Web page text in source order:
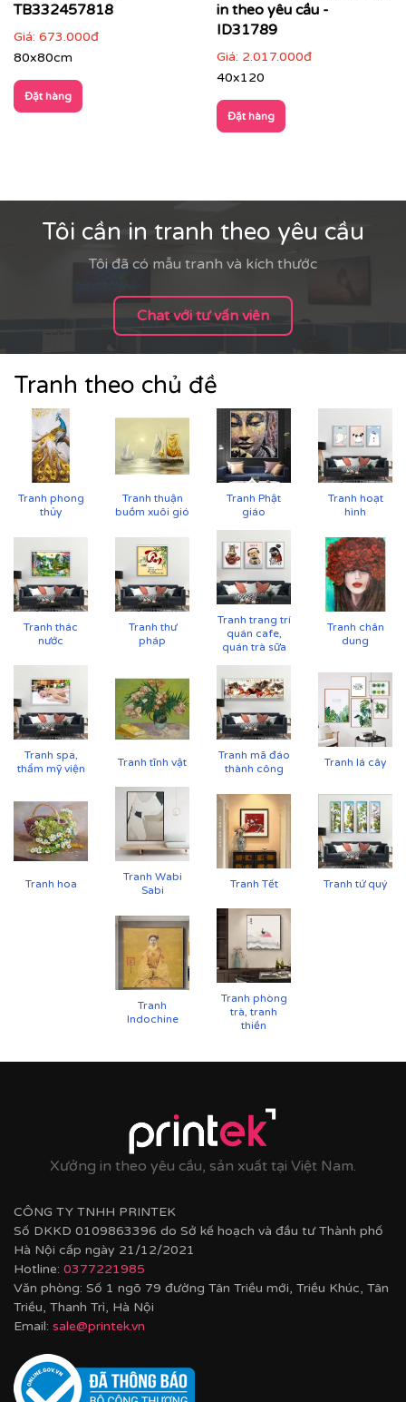
UV
Cận cảnh tranh in trên chất liệu canvas công nghệ in
Chất liệu khung bền bỉ
Tranh được căng lên khung thông đã qua xử lý
chống cong vênh, ẩm mốc.
Hoàn thiện bằng khung bo viền chất liệu nhựa
composite cao cấp nâng tầm giá trị tranh.
Cận cảnh khung nhựa composite bản khung nhỏ
TB332457818
Giá: 673.000đ
80x80cm
Đặt hàng
in theo yêu cầu -
ID31789
Giá: 2.017.000đ
40x120
Đặt hàng
Tôi cần in tranh theo yêu cầu
Tôi đã có mẫu tranh và kích thước
Chat với tư vấn viên
Tranh theo chủ đề
Tranh phong
thủy
Tranh thuận
buồm xuôi gió
Tranh Phật
giáo
Tranh hoạt
hình
Tranh thác
nước
Tranh thư
pháp
Tranh trang trí
quán cafe,
quán trà sữa
Tranh chân
dung
Tranh spa,
thẩm mỹ viện
Tranh tĩnh vật
Tranh mã đáo
thành công
Tranh lá cây
Tranh hoa
Tranh Wabi
Sabi
Tranh Tết Tranh tứ quý
Tranh
Indochine
Tranh phòng
trà, tranh
thiền
Xưởng in theo yêu cầu, sản xuất tại Việt Nam.
CÔNG TY TNHH PRINTEK
Số DKKD 0109863396 do Sở kế hoạch và đầu tư Thành phố
Hà Nội cấp ngày 21/12/2021
Hotline: 0377221985
Văn phòng: Số 1 ngõ 79 đường Tân Triều mới, Triều Khúc, Tân
Triều, Thanh Trì, Hà Nội
Email: sale@printek.vn